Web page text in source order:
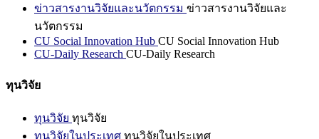
ข่าวสารงานวิจัยและนวัตกรรม ข่าวสารงานวิจัยและ
นวัตกรรม
CU Social Innovation Hub CU Social Innovation Hub
CU-Daily Research CU-Daily Research
ทุนวิจัย
ทุนวิจัย ทุนวิจัย
ทุนวิจัยในประเทศ ทุนวิจัยในประเทศ